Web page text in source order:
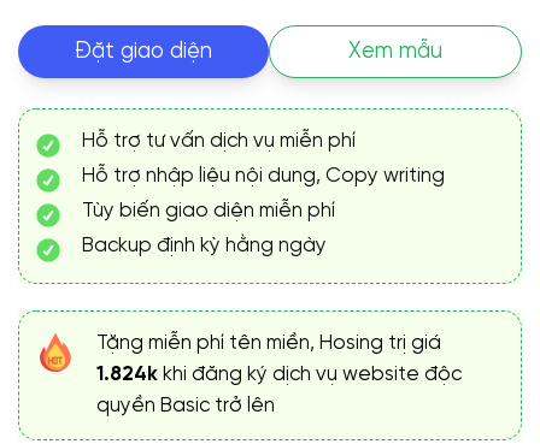
Đặt giao diện Xem mẫu
Hỗ trợ tư vấn dịch vụ miễn phí
Hỗ trợ nhập liệu nội dung, Copy writing
Tùy biến giao diện miễn phí
Backup định kỳ hằng ngày
Tặng miễn phí tên miền, Hosing trị giá
1.824k khi đăng ký dịch vụ website độc
quyền Basic trở lên